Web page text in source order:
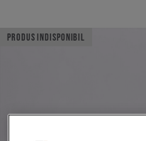
PRODUS INDISPONIBIL